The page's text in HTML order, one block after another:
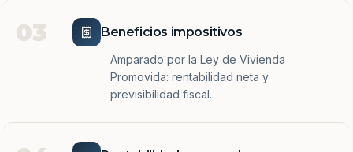
03 Beneficios impositivos
Amparado por la Ley de Vivienda
Promovida: rentabilidad neta y
previsibilidad fiscal.